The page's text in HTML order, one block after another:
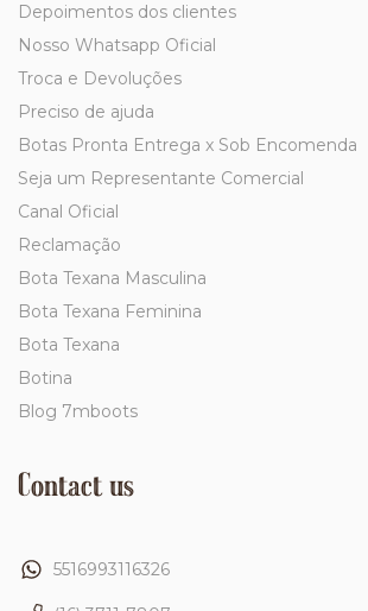
Depoimentos dos clientes
Nosso Whatsapp Oficial
Troca e Devoluções
Preciso de ajuda
Botas Pronta Entrega x Sob Encomenda
Seja um Representante Comercial
Canal Oficial
Reclamação
Bota Texana Masculina
Bota Texana Feminina
Bota Texana
Botina
Blog 7mboots
Contact us
5516993116326